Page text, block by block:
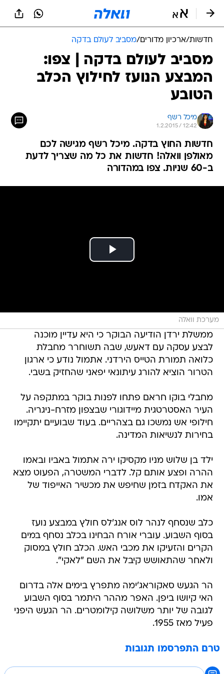
חדשות/ארכיון מדורים/מסביב לעולם בדקה
מסביב לעולם בדקה | צפו:
המבצע הנועז לחילוץ הכלב
הטובע
מיכל רשף
1.2.2015 / 12:42
חדשות החוץ בדקה. מיכל רשף מגישה לכם
מאולפן וואלה! חדשות את כל מה שצריך לדעת
ב-60 שניות. צפו במהדורה
מערכת וואלה
ממשלת ירדן הודיעה הבוקר כי היא עדיין מוכנה
לבצע עסקה עם דאעש, שבה תשוחרר מחבלת
כלואה תמורת הטייס הירדני. אתמול נודע כי ארגון
הטרור הוציא להורג עיתונאי יפאני שהחזיק בשבי.
מחבלי בוקו חראם פתחו לפנות בוקר במתקפה על
העיר האסטרטגית מיידוגורי שבצפון מזרח-ניגריה.
חילופי אש נמשכו גם בצהריים. בעוד שבועיים יתקיימו
בחירות לנשיאות המדינה.
ילד בן שלוש מניו מקסיקו ירה אתמול באביו ובאמו
ההרה ופצע אותם קל. לדברי המשטרה, הפעוט מצא
את האקדח בזמן שחיפש את מכשיר האייפוד של
אמו.
כלב שנסחף לנהר לוס אנג'לס חולץ במבצע נועז
בסוף השבוע. עוברי אורח הבחינו בכלב נסחף במים
הקרים והזעיקו את מכבי האש. הכלב חולץ במסוק
ולאחר שהתאושש קיבל את השם "לאקי".
הר הגעש סאקוראג'ימה מתפרץ בימים אלה בדרום
האי קיושו ביפן. האפר מההר היתמר בסוף השבוע
לגובה של יותר משלושה קילומטרים. הר הגעש היפני
פעיל מאז 1955.
טרם התפרסמו תגובות